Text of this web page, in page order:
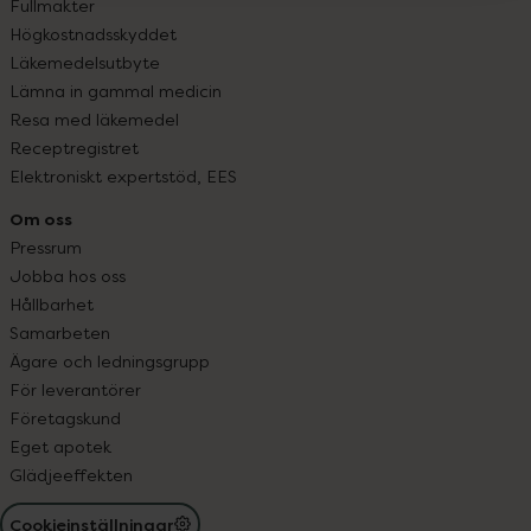
Fullmakter
Högkostnadsskyddet
Läkemedelsutbyte
Lämna in gammal medicin
Resa med läkemedel
Receptregistret
Elektroniskt expertstöd, EES
Om oss
Pressrum
Jobba hos oss
Hållbarhet
Samarbeten
Ägare och ledningsgrupp
För leverantörer
Företagskund
Eget apotek
Glädjeeffekten
Cookieinställningar